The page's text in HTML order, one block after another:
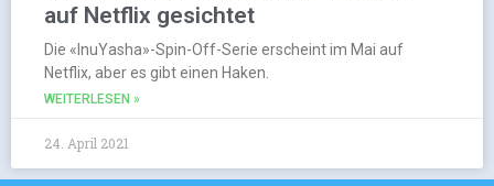
auf Netflix gesichtet
Die «InuYasha»-Spin-Off-Serie erscheint im Mai auf
Netflix, aber es gibt einen Haken.
WEITERLESEN »
24. April 2021